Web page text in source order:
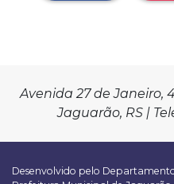
Avenida 27 de Janeiro,
Jaguarão, RS |
Desenvolvido pelo